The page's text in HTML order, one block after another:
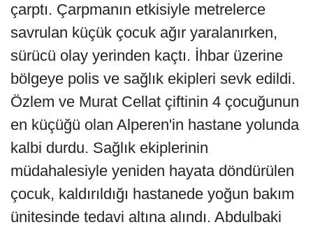
çarptı. Çarpmanın etkisiyle metrelerce
savrulan küçük çocuk ağır yaralanırken,
sürücü olay yerinden kaçtı. İhbar üzerine
bölgeye polis ve sağlık ekipleri sevk edildi.
Özlem ve Murat Cellat çiftinin 4 çocuğunun
en küçüğü olan Alperen'in hastane yolunda
kalbi durdu. Sağlık ekiplerinin
müdahalesiyle yeniden hayata döndürülen
çocuk, kaldırıldığı hastanede yoğun bakım
ünitesinde tedavi altına alındı. Abdulbaki